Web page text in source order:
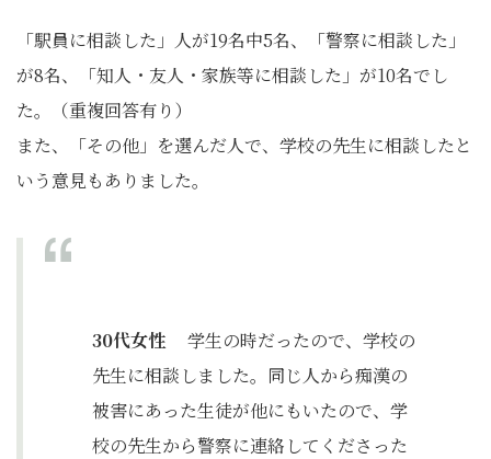
「駅員に相談した」人が19名中5名、「警察に相談した」
が8名、「知人・友人・家族等に相談した」が10名でし
た。（重複回答有り）
また、「その他」を選んだ人で、学校の先生に相談したと
いう意見もありました。
30代女性 学生の時だったので、学校の
先生に相談しました。同じ人から痴漢の
被害にあった生徒が他にもいたので、学
校の先生から警察に連絡してくださった